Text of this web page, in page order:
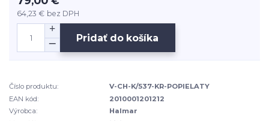
64,23 € bez DPH
Pridať do košíka
Číslo produktu:
V-CH-K/537-KR-POPIELATY
EAN kód:
2010001201212
Výrobca:
Halmar